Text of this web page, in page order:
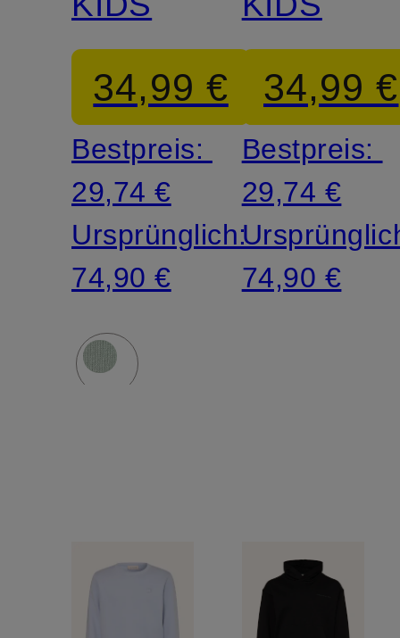
34,99 €
Bestpreis:
29,74 €
Ursprünglich:
74,90 €
34,99 €
Bestpreis:
29,74 €
74,90 €